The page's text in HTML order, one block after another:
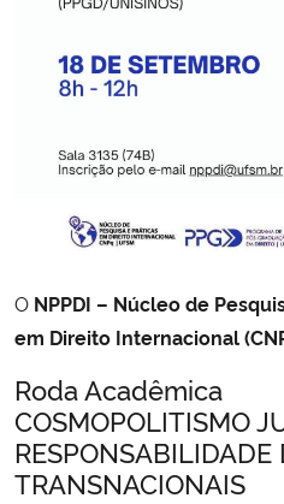
Ministério da Mulher, da Família e dos
Secretaria-Geral
Secretaria de Governo
Advocacia-Geral da União
Banco Central do Brasil
Planalto
O NPPDI – Núcleo de
em Direito Internacional
Roda Acadêmica
COSMOPOLITISMO
RESPONSABILIDADE
TRANSNACIONAIS